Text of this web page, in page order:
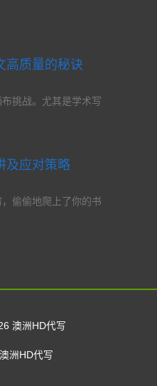
高质量的秘诀
挑战。尤其是学术写
及应对策略
偷偷地爬上了你的书
澳洲HD代写
洲HD代写